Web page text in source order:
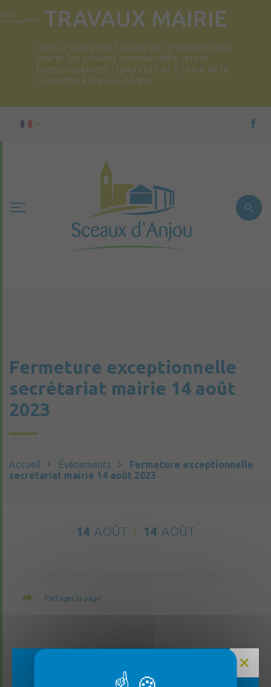
TRAVAUX MAIRIE
Dans le cadre des travaux de rénovation de la
mairie, les services administratifs seront
temporairement transférés au 3, place de la
Couronne à Sceaux-d’Anjou
Fermeture exceptionnelle
secrétariat mairie 14 août
2023
Accueil Événements
Fermeture exceptionnelle
secrétariat mairie 14 août 2023
14 AOÛT 14 AOÛT
Partager la page